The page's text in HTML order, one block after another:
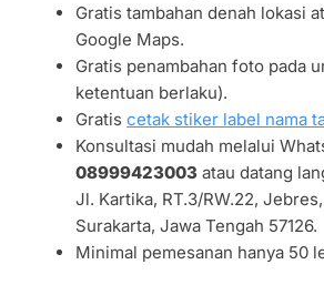
Gratis tambahan denah lokasi
Google Maps.
Gratis penambahan foto pada
ketentuan berlaku).
Gratiscetak stiker label nama
Konsultasi mudah melalui
08999423003 atau datang
Jl. Kartika, RT.3/RW.22,
Surakarta, Jawa Tengah 57126.
Minimal pemesanan hanya 50